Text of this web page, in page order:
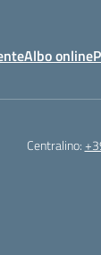
Albo online
Centralino: